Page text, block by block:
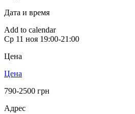
Дата и время
Add to calendar
Ср 11 ноя 19:00-21:00
Цена
Цена
790-2500 грн
Адрес